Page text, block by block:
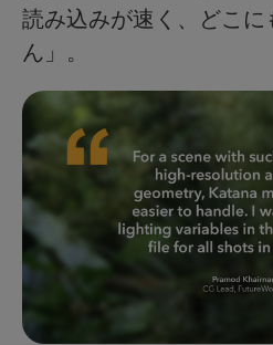
読み込みが速く、どこ
ん」。